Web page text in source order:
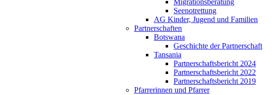
Migrationsberatung
Seenotrettung
AG Kinder, Jugend und Familien
Partnerschaften
Botswana
Geschichte der Partnerschaft
Tansania
Partnerschaftsbericht 2024
Partnerschaftsbericht 2022
Partnerschaftsbericht 2019
Pfarrerinnen und Pfarrer